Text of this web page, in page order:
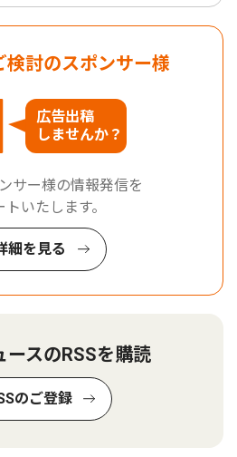
検討のスポンサー様
広告出稿
しませんか？
サー様の情報発信を
トいたします。
細を見る
ースのRSSを購読
のご登録